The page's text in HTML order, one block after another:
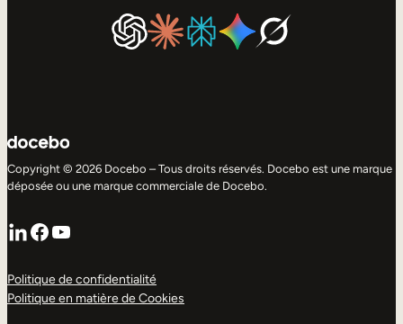
Copyright © 2026 Docebo – Tous droits réservés. Docebo est une marque
déposée ou une marque commerciale de Docebo.
LinkedIn
Facebook
YouTube
Politique de confidentialité
Politique en matière de Cookies